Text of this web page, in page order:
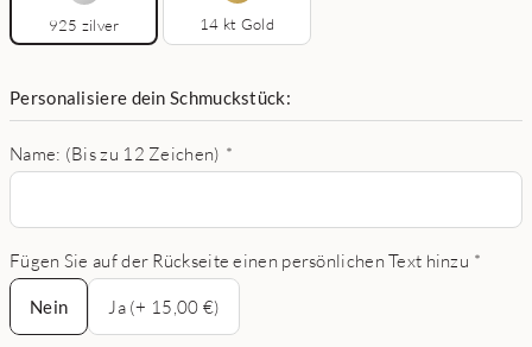
925 zilver 14 kt Gold
Personalisiere dein Schmuckstück:
Name: (Bis zu 12 Zeichen) *
Fügen Sie auf der Rückseite einen persönlichen Text hinzu *
Nein
Nein
Ja (+ 15,00 €)